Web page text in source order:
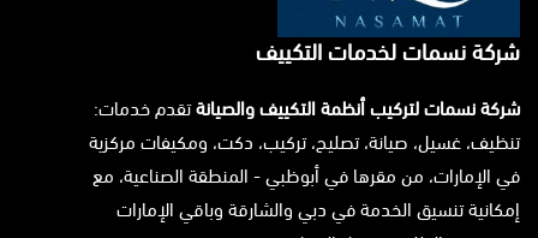
شركة نسمات لخدمات التكييف
شركة نسمات لتركيب أنظمة التكييف والصيانةتقدم خدمات:
تنظيف، غسيل، صيانة، تصليح، تركيب، دكت، ومكيفات مركزية
في الإمارات، من مقرها في أبوظبي - المنطقة الصناعية، مع
إمكانية تنسيق الخدمة في دبي والشارقة وباقي الإمارات